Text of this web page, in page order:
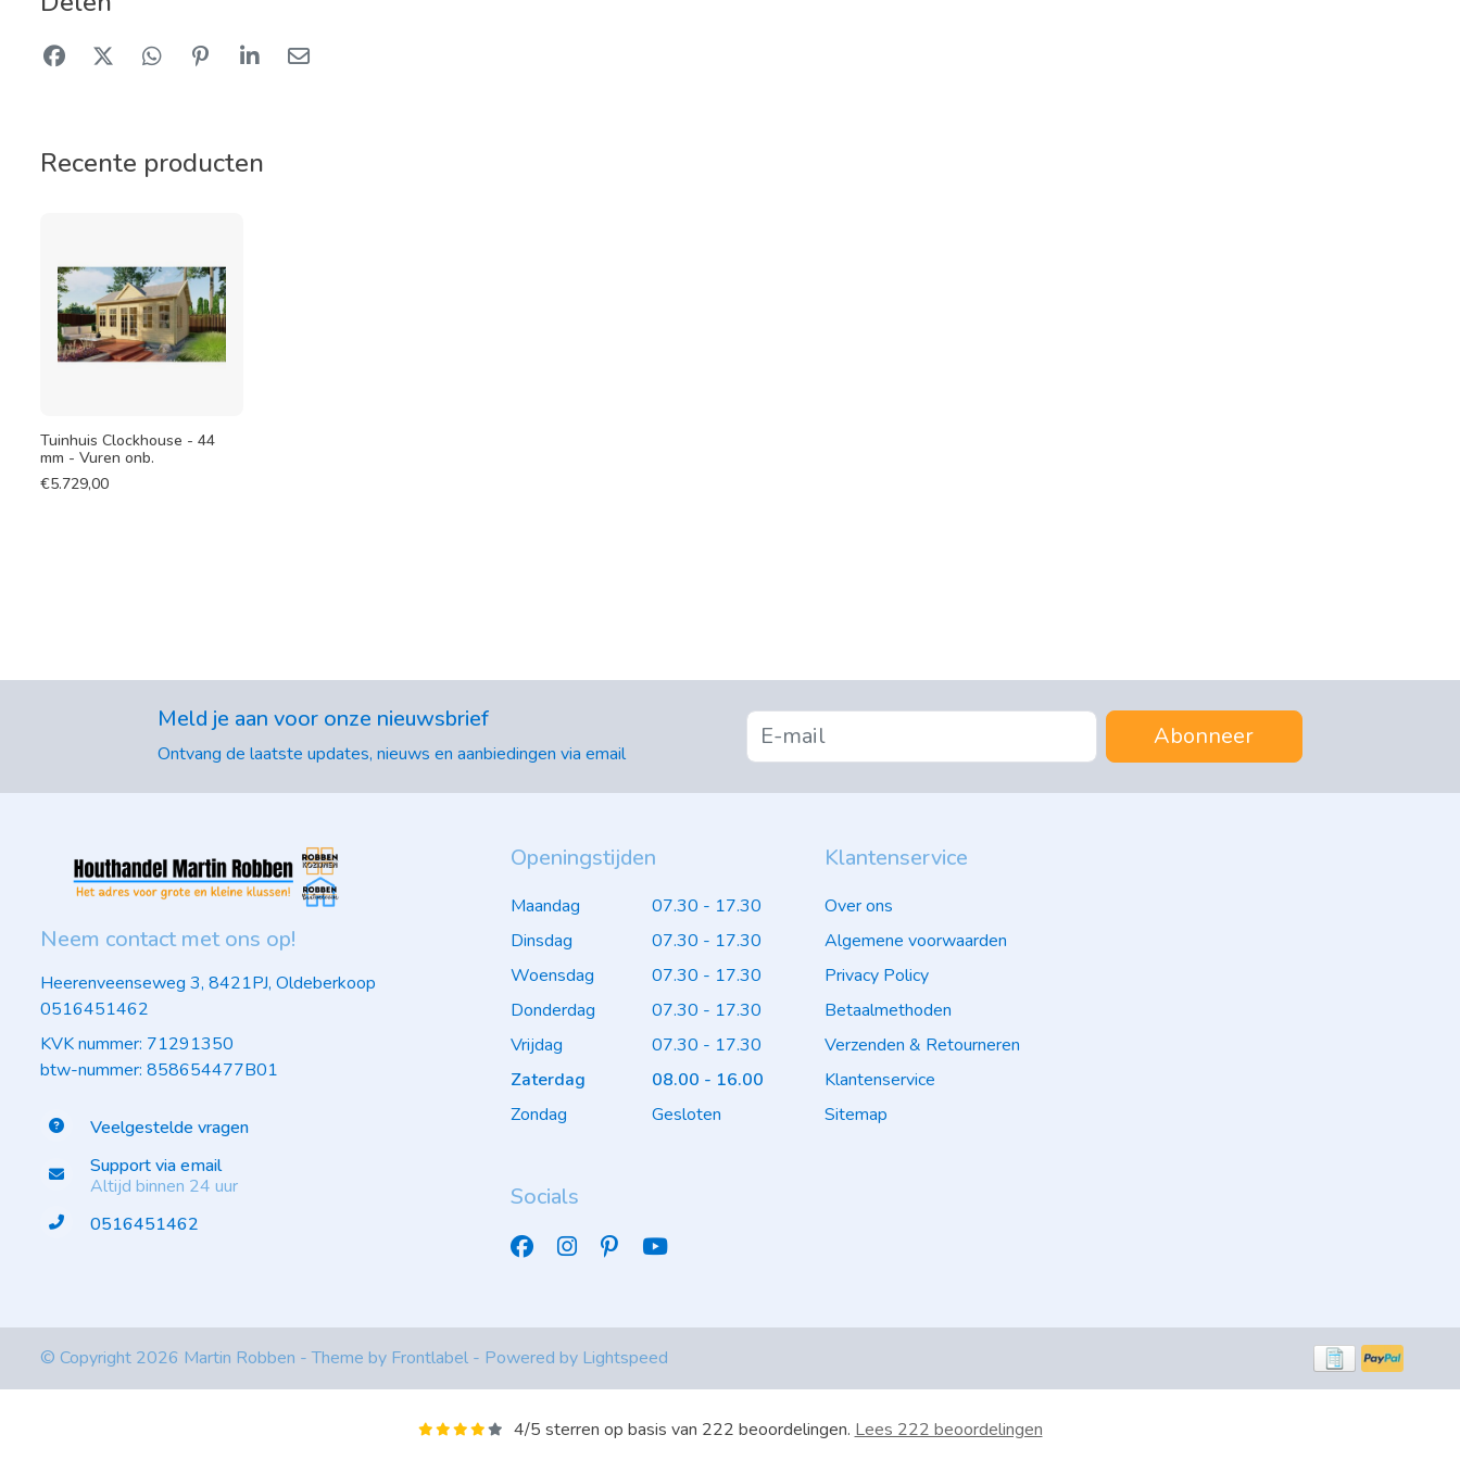
Recente producten
Tuinhuis Clockhouse - 44
mm - Vuren onb.
€5.729,00
Meld je aan voor onze nieuwsbrief
Ontvang de laatste updates, nieuws en aanbiedingen via email
Abonneer
Neem contact met ons op!
Heerenveenseweg 3, 8421PJ, Oldeberkoop
0516451462
KVK nummer: 71291350
btw-nummer: 858654477B01
Veelgestelde vragen
Support via email
Altijd binnen 24 uur
0516451462
Openingstijden
Maandag
07.30 - 17.30
Dinsdag
07.30 - 17.30
Woensdag
07.30 - 17.30
Donderdag
07.30 - 17.30
Vrijdag
07.30 - 17.30
Zaterdag
08.00 - 16.00
Zondag
Gesloten
Socials
Klantenservice
Over ons
Algemene voorwaarden
Privacy Policy
Betaalmethoden
Verzenden & Retourneren
Klantenservice
Sitemap
© Copyright 2026 Martin Robben - Theme by Frontlabel - Powered by Lightspeed
4/5 sterren op basis van 222 beoordelingen.Lees 222 beoordelingen